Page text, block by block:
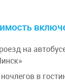
в отеле
на
в